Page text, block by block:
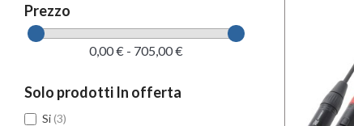
Prezzo
0,00 € - 705,00 €
Solo prodotti In offerta
Si(3)